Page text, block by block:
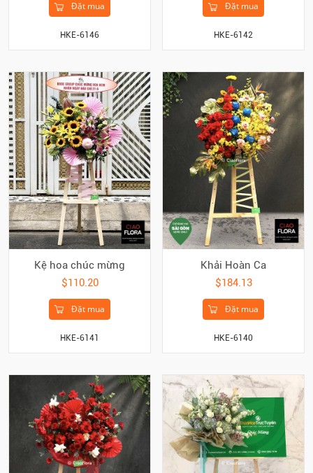
Đặt mua
HKE-6146
Đặt mua
HKE-6142
Kệ hoa chúc mừng
$110.20
Đặt mua
HKE-6141
Khải Hoàn Ca
$184.13
Đặt mua
HKE-6140